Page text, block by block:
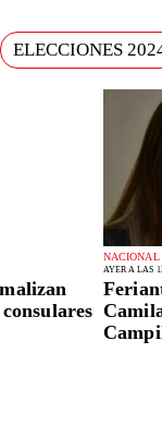
NACIONAL
AYER A LAS
ELECCIONES